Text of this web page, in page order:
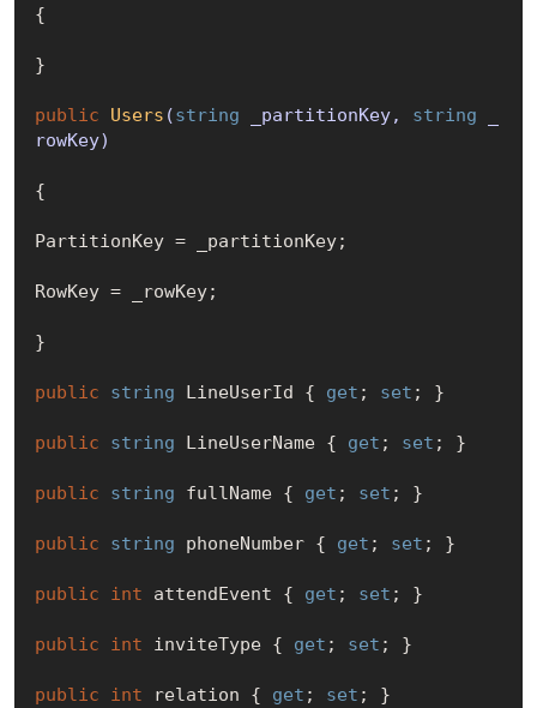
{
}
public Users (string _partitionKey, string
rowKey)
{
PartitionKey = _partitionKey;
RowKey = _rowKey;
}
public string LineUserId { get ; set ; }
public string LineUserName { get ; set ; }
public string fullName { get ; set ; }
public string phoneNumber { get ; set ; }
public int attendEvent { get ; set ; }
public int inviteType { get ; set ; }
public int relation { get ; set ; }